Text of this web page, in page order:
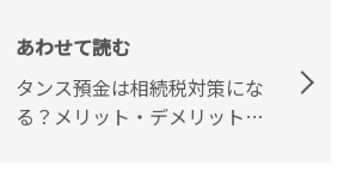
あわせて読む
タンス預金は相続税対策にな
る？メリット・デメリットを